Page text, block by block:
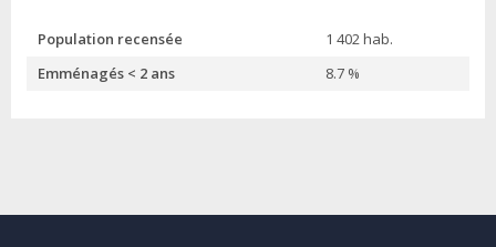
Population recensée
1 402 hab.
Emménagés < 2 ans
8.7 %